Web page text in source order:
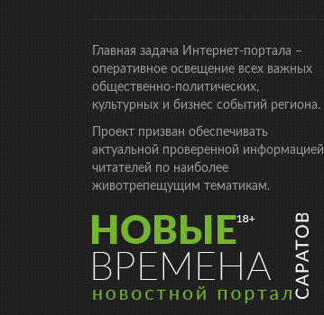
Главная задача Интернет-портала –
оперативное освещение всех важных
общественно-политических,
культурных и бизнес событий региона.
Проект призван обеспечивать
актуальной проверенной информацией
читателей по наиболее
животрепещущим тематикам.